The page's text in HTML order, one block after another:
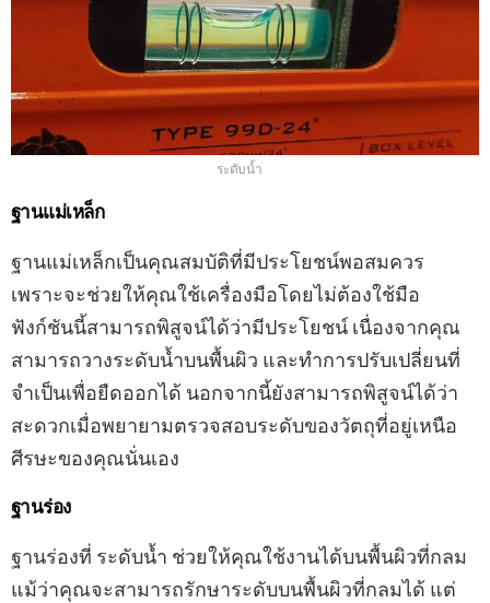
ระดับน้ำ
ฐานแม่เหล็ก
ฐานแม่เหล็กเป็นคุณสมบัติที่มีประโยชน์พอสมควร
เพราะจะช่วยให้คุณใช้เครื่องมือโดยไม่ต้องใช้มือ
ฟังก์ชันนี้สามารถพิสูจน์ได้ว่ามีประโยชน์ เนื่องจากคุณ
สามารถวางระดับน้ำบนพื้นผิว และทำการปรับเปลี่ยนที่
จำเป็นเพื่อยืดออกได้ นอกจากนี้ยังสามารถพิสูจน์ได้ว่า
สะดวกเมื่อพยายามตรวจสอบระดับของวัตถุที่อยู่เหนือ
ศีรษะของคุณนั่นเอง
ฐานร่อง
ฐานร่องที่ ระดับน้ำ ช่วยให้คุณใช้งานได้บนพื้นผิวที่กลม
แม้ว่าคุณจะสามารถรักษาระดับบนพื้นผิวที่กลมได้ แต่